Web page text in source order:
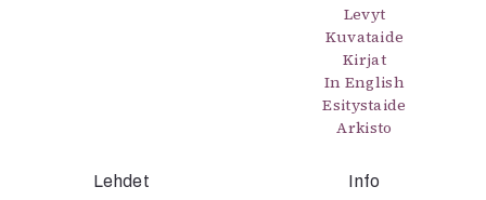
Levyt
Kuvataide
Kirjat
In English
Esitystaide
Arkisto
Lehdet Info